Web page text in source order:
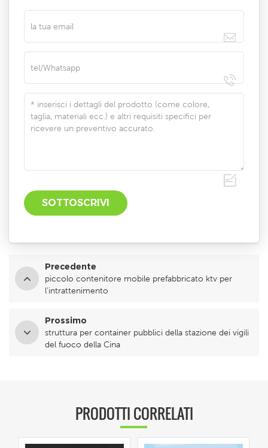
Precedente
piccolo contenitore mobile prefabbricato ktv per
l'intrattenimento
Prossimo
struttura per container pubblici della stazione dei vigili
del fuoco della Cina
PRODOTTI CORRELATI